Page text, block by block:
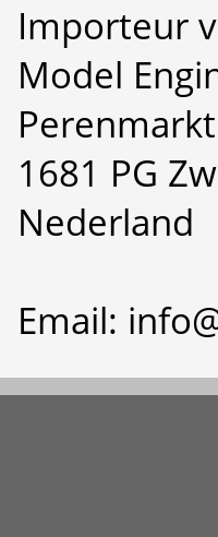
Importeur
Model
Perenmarkt
1681 PG
Nederland
Email: